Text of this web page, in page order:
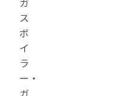
ス
ボ
イ
ラ
ー・
ガ